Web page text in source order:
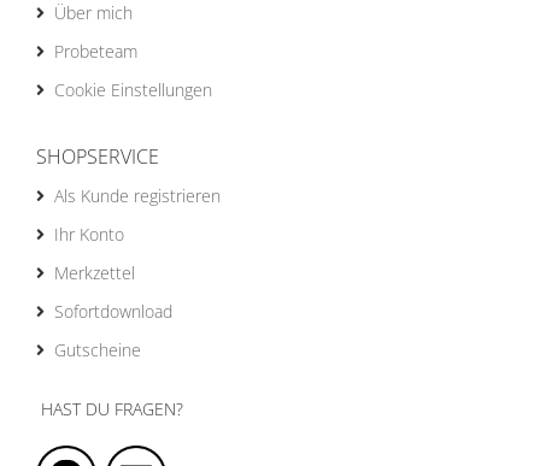
Über mich
Probeteam
Cookie Einstellungen
SHOPSERVICE
Als Kunde registrieren
Ihr Konto
Merkzettel
Sofortdownload
Gutscheine
HAST DU FRAGEN?